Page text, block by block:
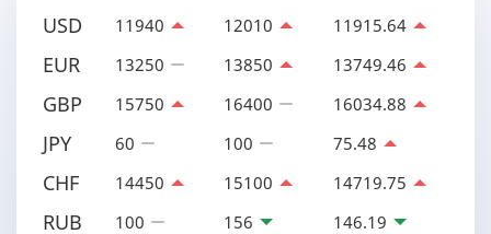
USD 11940 12010 11915.64
EUR 13250 13850 13749.46
GBP 15750 16400 16034.88
JPY 60 100 75.48
CHF 14450 15100 14719.75
RUB 100 156 146.19